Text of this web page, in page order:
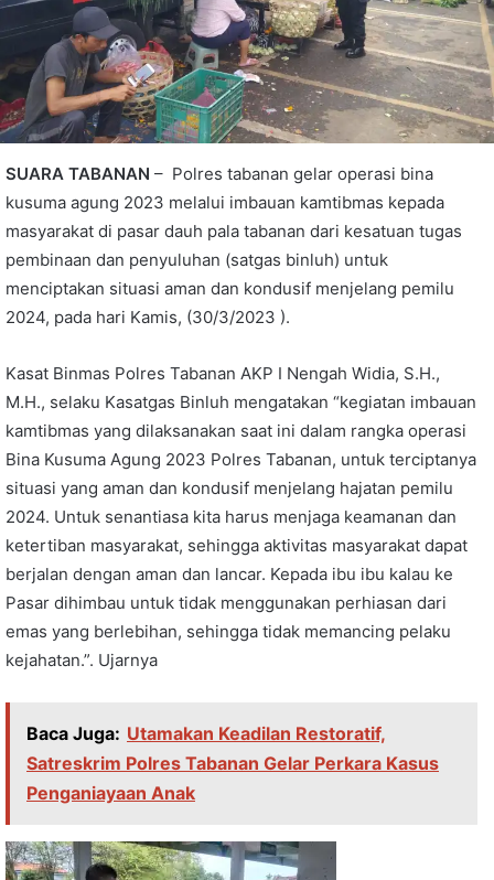
SUARA TABANAN – Polres tabanan gelar operasi bina
kusuma agung 2023 melalui imbauan kamtibmas kepada
masyarakat di pasar dauh pala tabanan dari kesatuan tugas
pembinaan dan penyuluhan (satgas binluh) untuk
menciptakan situasi aman dan kondusif menjelang pemilu
2024, pada hari Kamis, (30/3/2023 ).
Kasat Binmas Polres Tabanan AKP I Nengah Widia, S.H.,
M.H., selaku Kasatgas Binluh mengatakan “kegiatan imbauan
kamtibmas yang dilaksanakan saat ini dalam rangka operasi
Bina Kusuma Agung 2023 Polres Tabanan, untuk terciptanya
situasi yang aman dan kondusif menjelang hajatan pemilu
2024. Untuk senantiasa kita harus menjaga keamanan dan
ketertiban masyarakat, sehingga aktivitas masyarakat dapat
berjalan dengan aman dan lancar. Kepada ibu ibu kalau ke
Pasar dihimbau untuk tidak menggunakan perhiasan dari
emas yang berlebihan, sehingga tidak memancing pelaku
kejahatan.”. Ujarnya
Baca Juga: Utamakan Keadilan Restoratif,
Satreskrim Polres Tabanan Gelar Perkara Kasus
Penganiayaan Anak